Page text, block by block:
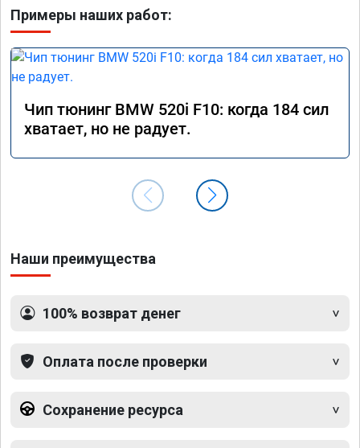
Примеры наших работ:
Чип тюнинг BMW 520i F10: когда 184 сил
хватает, но не радует.
Наши преимущества
100% возврат денег
Оплата после проверки
Сохранение ресурса